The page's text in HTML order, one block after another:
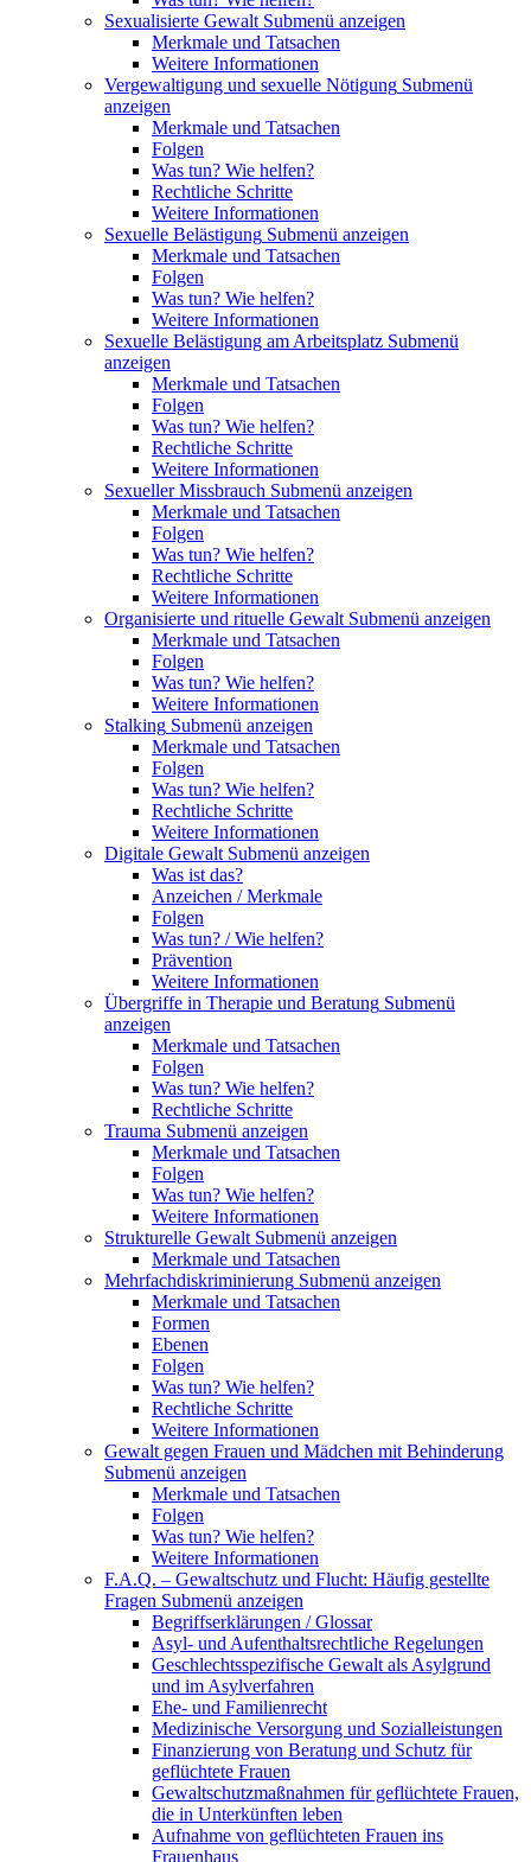
Sexualisierte Gewalt Submenü anzeigen
Merkmale und Tatsachen
Weitere Informationen
Vergewaltigung und sexuelle Nötigung Submenü
anzeigen
Merkmale und Tatsachen
Folgen
Was tun? Wie helfen?
Rechtliche Schritte
Weitere Informationen
Sexuelle Belästigung Submenü anzeigen
Merkmale und Tatsachen
Folgen
Was tun? Wie helfen?
Weitere Informationen
Sexuelle Belästigung am Arbeitsplatz Submenü
anzeigen
Merkmale und Tatsachen
Folgen
Was tun? Wie helfen?
Rechtliche Schritte
Weitere Informationen
Sexueller Missbrauch Submenü anzeigen
Merkmale und Tatsachen
Folgen
Was tun? Wie helfen?
Rechtliche Schritte
Weitere Informationen
Organisierte und rituelle Gewalt Submenü anzeigen
Merkmale und Tatsachen
Folgen
Was tun? Wie helfen?
Weitere Informationen
Stalking Submenü anzeigen
Merkmale und Tatsachen
Folgen
Was tun? Wie helfen?
Rechtliche Schritte
Weitere Informationen
Digitale Gewalt Submenü anzeigen
Was ist das?
Anzeichen / Merkmale
Folgen
Was tun? / Wie helfen?
Prävention
Weitere Informationen
Übergriffe in Therapie und Beratung Submenü
anzeigen
Merkmale und Tatsachen
Folgen
Was tun? Wie helfen?
Rechtliche Schritte
Trauma Submenü anzeigen
Merkmale und Tatsachen
Folgen
Was tun? Wie helfen?
Weitere Informationen
Strukturelle Gewalt Submenü anzeigen
Merkmale und Tatsachen
Mehrfachdiskriminierung Submenü anzeigen
Merkmale und Tatsachen
Formen
Ebenen
Folgen
Was tun? Wie helfen?
Rechtliche Schritte
Weitere Informationen
Gewalt gegen Frauen und Mädchen mit Behinderung
Submenü anzeigen
Merkmale und Tatsachen
Folgen
Was tun? Wie helfen?
Weitere Informationen
F.A.Q. – Gewaltschutz und Flucht: Häufig gestellte
Fragen Submenü anzeigen
Begriffserklärungen / Glossar
Asyl- und Aufenthaltsrechtliche Regelungen
Geschlechtsspezifische Gewalt als Asylgrund
und im Asylverfahren
Ehe- und Familienrecht
Medizinische Versorgung und Sozialleistungen
Finanzierung von Beratung und Schutz für
geflüchtete Frauen
Gewaltschutzmaßnahmen für geflüchtete Frauen,
die in Unterkünften leben
Aufnahme von geflüchteten Frauen ins
Frauenhaus